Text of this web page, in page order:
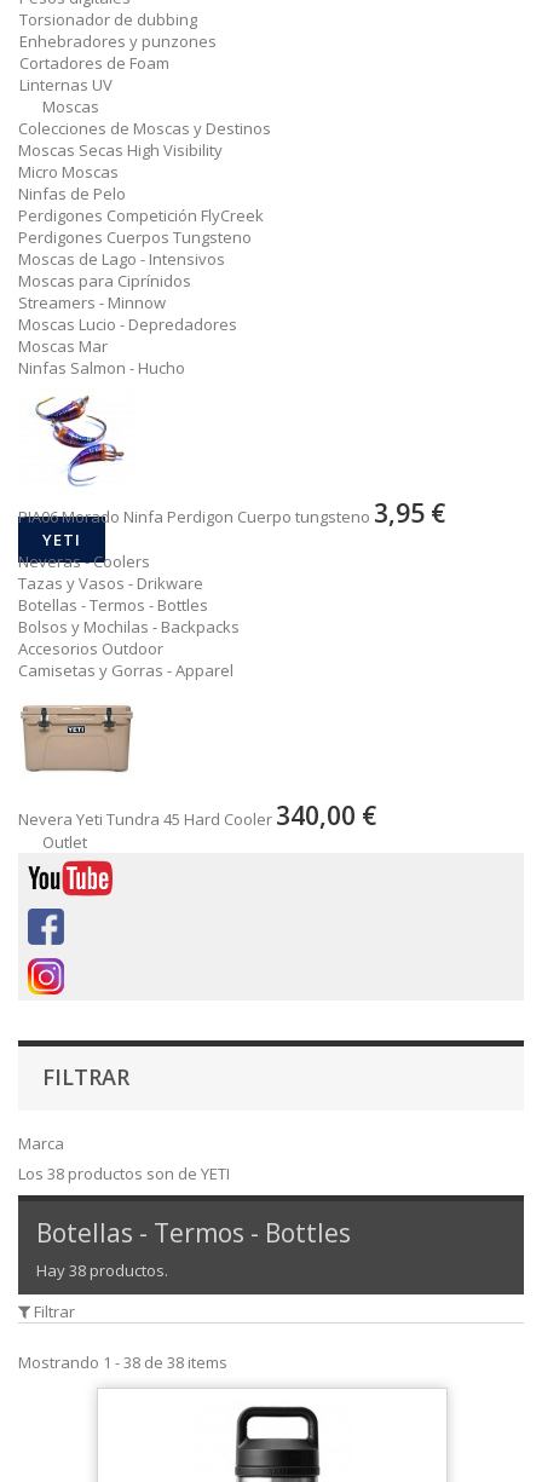
Torsionador de dubbing
Enhebradores y punzones
Cortadores de Foam
Linternas UV
Moscas
Colecciones de Moscas y Destinos
Moscas Secas High Visibility
Micro Moscas
Ninfas de Pelo
Perdigones Competición FlyCreek
Perdigones Cuerpos Tungsteno
Moscas de Lago - Intensivos
Moscas para Ciprínidos
Streamers - Minnow
Moscas Lucio - Depredadores
Moscas Mar
Ninfas Salmon - Hucho
PIA06 Morado Ninfa Perdigon Cuerpo tungsteno 3,95 €
YETI
Neveras - Coolers
Tazas y Vasos - Drikware
Botellas - Termos - Bottles
Bolsos y Mochilas - Backpacks
Accesorios Outdoor
Camisetas y Gorras - Apparel
Nevera Yeti Tundra 45 Hard Cooler 340,00 €
Outlet
FILTRAR
Marca
Los 38 productos son de YETI
Botellas - Termos - Bottles
Hay 38 productos.
Filtrar
Mostrando 1 - 38 de 38 items